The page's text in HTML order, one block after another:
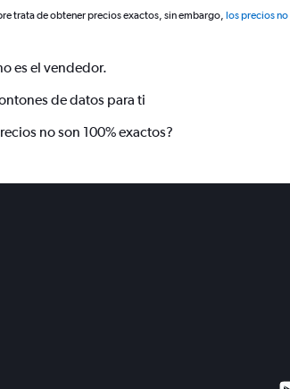
trata de obtener precios exactos, sin embargo, los precios
es el vendedor.
de datos para ti
no son 100% exactos?